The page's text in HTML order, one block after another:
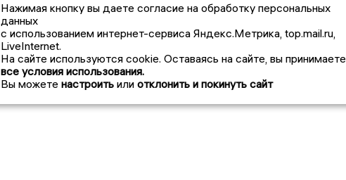
Нажимая кнопку вы даете согласие на обработку персональных
данных
с использованием интернет-сервиса Яндекс.Метрика, top.mail.ru,
LiveInternet.
На сайте используются cookie. Оставаясь на сайте, вы принимаете
все условия использования.
Вы можете настроить или отклонить и покинуть сайт